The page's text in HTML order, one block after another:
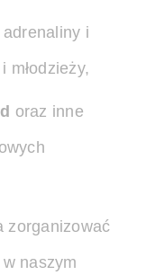
i
młodzieży,
oraz inne
zorganizować
naszym